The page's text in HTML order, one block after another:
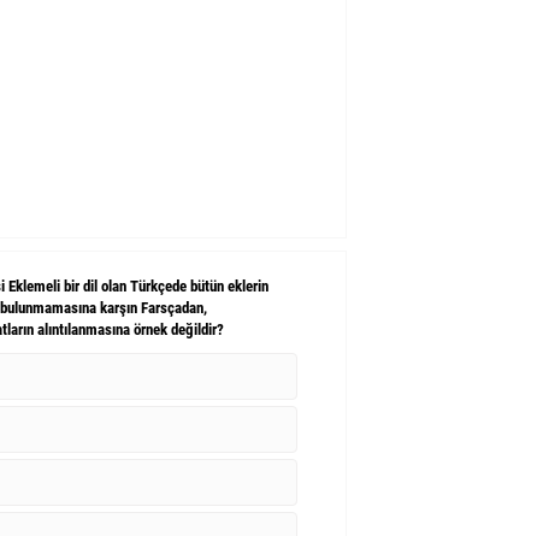
Eklemeli bir dil olan Türkçede bütün eklerin
karşın Farsçadan,
alıntılanmasına örnek değildir?